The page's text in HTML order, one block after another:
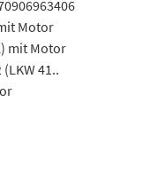
Motor
mit Motor
41..